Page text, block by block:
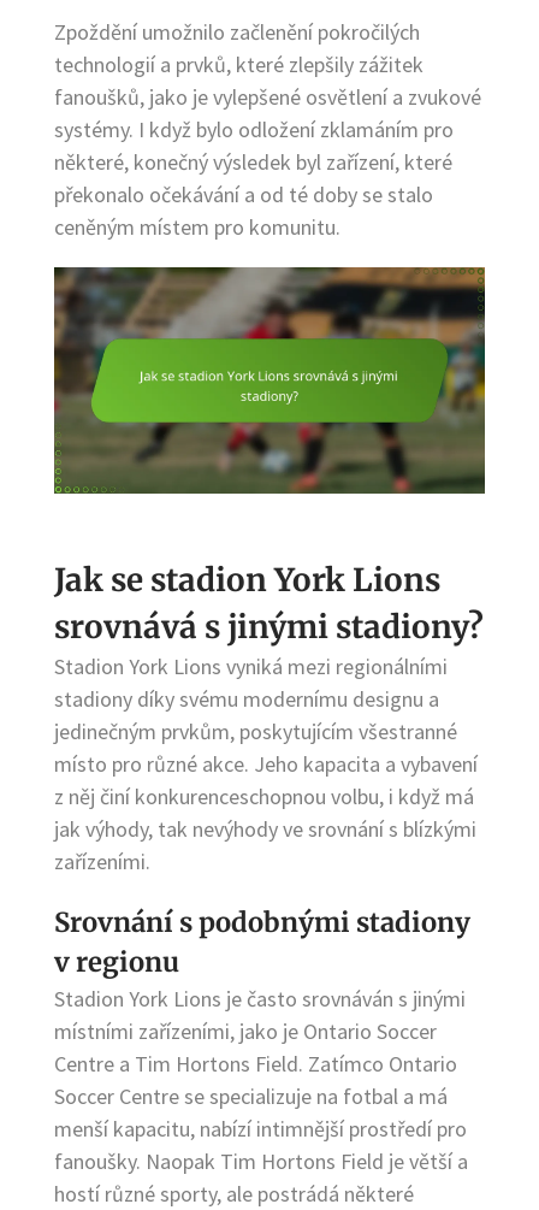
Zpoždění umožnilo začlenění pokročilých
technologií a prvků, které zlepšily zážitek
fanoušků, jako je vylepšené osvětlení a zvukové
systémy. I když bylo odložení zklamáním pro
některé, konečný výsledek byl zařízení, které
překonalo očekávání a od té doby se stalo
ceněným místem pro komunitu.
Jak se stadion York Lions
srovnává s jinými stadiony?
Stadion York Lions vyniká mezi regionálními
stadiony díky svému modernímu designu a
jedinečným prvkům, poskytujícím všestranné
místo pro různé akce. Jeho kapacita a vybavení
z něj činí konkurenceschopnou volbu, i když má
jak výhody, tak nevýhody ve srovnání s blízkými
zařízeními.
Srovnání s podobnými stadiony
v regionu
Stadion York Lions je často srovnáván s jinými
místními zařízeními, jako je Ontario Soccer
Centre a Tim Hortons Field. Zatímco Ontario
Soccer Centre se specializuje na fotbal a má
menší kapacitu, nabízí intimnější prostředí pro
fanoušky. Naopak Tim Hortons Field je větší a
hostí různé sporty, ale postrádá některé